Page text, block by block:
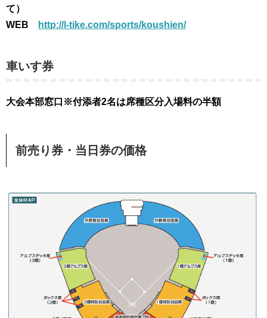
て）
WEB
http://l-tike.com/sports/koushien/
車いす券
大会本部窓口 ※付添者2名は席種区分入場料の半額
前売り券・当日券の価格